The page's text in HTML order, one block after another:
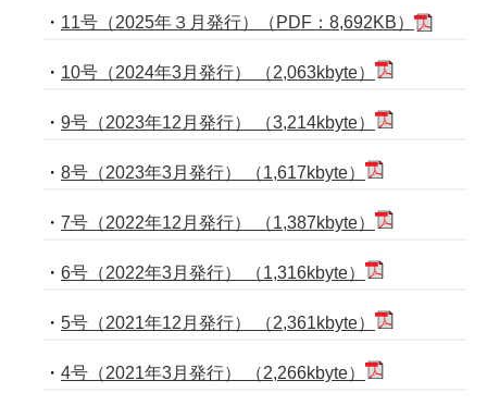
・ 11号（2025年３月発行）（PDF：8,692KB）
・ 10号（2024年3月発行） （2,063kbyte）
・ 9号（2023年12月発行） （3,214kbyte）
・ 8号（2023年3月発行） （1,617kbyte）
・ 7号（2022年12月発行） （1,387kbyte）
・ 6号（2022年3月発行） （1,316kbyte）
・ 5号（2021年12月発行） （2,361kbyte）
・ 4号（2021年3月発行） （2,266kbyte）